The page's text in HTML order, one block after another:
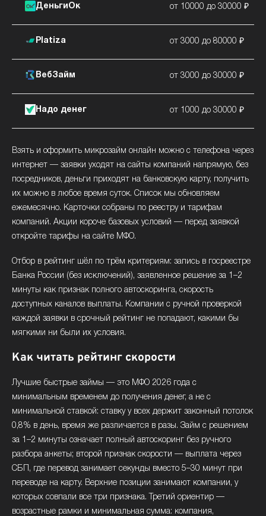
ДеньгиОк от 10000 до 30000 ₽
Platiza от 3000 до 80000 ₽
ВебЗайм от 3000 до 30000 ₽
Надо денег от 1000 до 30000 ₽
Взять и оформить микрозайм онлайн можно с телефона через
интернет — заявки уходят на сайты компаний напрямую, без
посредников, деньги приходят на банковскую карту, получить
их можно в любое время суток. Список мы обновляем
ежемесячно. Карточки собраны по реестру и тарифам
компаний. Акции короче базовых условий — перед заявкой
откройте тарифы на сайте МФО.
Отбор в рейтинг шёл по трём критериям: запись в госреестре
Банка России (без исключений), заявленное решение за 1–2
минуты как признак полного автоскоринга, скорость
доступных каналов выплаты. Компании с ручной проверкой
каждой заявки в срочный рейтинг не попадают, какими бы
мягкими ни были их условия.
Как читать рейтинг скорости
Лучшие быстрые займы — это МФО 2026 года с
минимальным временем до получения денег, а не с
минимальной ставкой: ставку у всех держит законный потолок
0,8% в день, время же различается в разы. Займ с решением
за 1–2 минуты означает полный автоскоринг без ручного
разбора анкеты; второй признак скорости — выплата через
СБП, где перевод занимает секунды вместо 5–30 минут при
переводе на карту. Верхние позиции занимают компании, у
которых совпали все три признака. Третий ориентир —
возрастные рамки и минимальная сумма: компания,